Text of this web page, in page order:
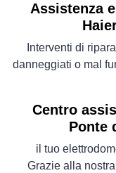
Assistenza
Interventi di
danneggiati o mal
Centro
Ponte
il tuo
Grazie alla